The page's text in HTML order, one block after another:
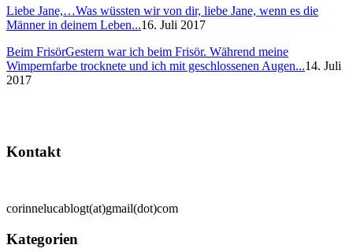
Liebe Jane,…Was wüssten wir von dir, liebe Jane, wenn es die
Männer in deinem Leben...16. Juli 2017
Beim FrisörGestern war ich beim Frisör. Während meine
Wimpernfarbe trocknete und ich mit geschlossenen Augen...14. Juli
2017
Kontakt
corinnelucablogt(at)gmail(dot)com
Kategorien